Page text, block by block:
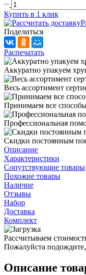
Купить в 1 клик
Поделиться
Распечатать
Аккуратно упакуем
Весь ассортимент
Принимаем все
Профессиональная
Скидки постоянным
Описание
Характеристики
Сопутствующие товары
Похожие товары
Наличие
Отзывы
Набор
Доставка
Комплект
Рассчитываем
Пожалуйста
Описание